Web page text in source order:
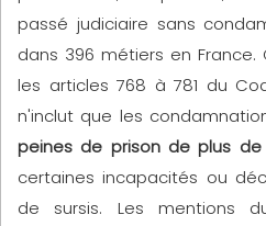
passé judiciaire sans
dans 396 métiers en
les articles 768 à 781 du
n'inclut que les
peines de prison de plus de
certaines incapacités ou
de sursis. Les mentions